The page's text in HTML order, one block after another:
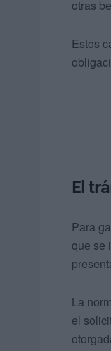
otras
Estos
El
Para
que se
La
el